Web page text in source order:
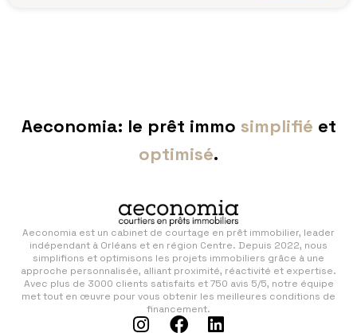
Aeconomia: le prêt immo simplifié et
optimisé.
Aeconomia est un cabinet de courtage en prêt immobilier, leader
indépendant à Orléans et en région Centre. Depuis 2022, nous
simplifions et optimisons les projets immobiliers grâce à une
approche personnalisée, alliant proximité, réactivité et expertise.
Avec plus de 3000 clients satisfaits et 750 avis 5/5, notre équipe
met tout en œuvre pour vous obtenir les meilleures conditions de
financement.